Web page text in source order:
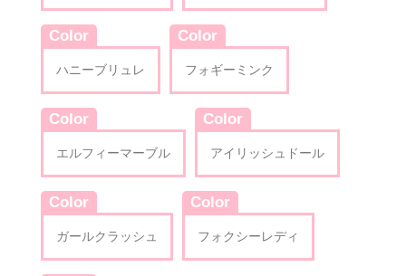
Color
ハニーブリュレ
Color
フォギーミンク
Color
エルフィーマーブル
Color
アイリッシュドール
Color
ガールクラッシュ
Color
フォクシーレディ